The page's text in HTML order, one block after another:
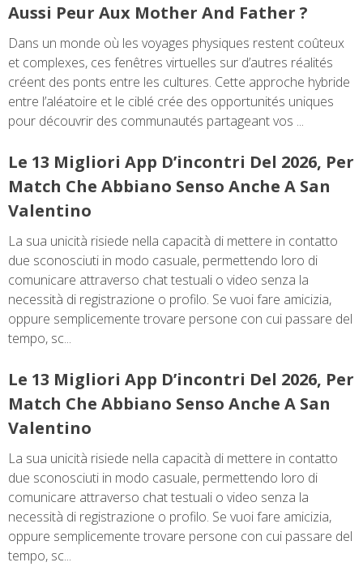
Aussi Peur Aux Mother And Father ?
Dans un monde où les voyages physiques restent coûteux
et complexes, ces fenêtres virtuelles sur d’autres réalités
créent des ponts entre les cultures. Cette approche hybride
entre l’aléatoire et le ciblé crée des opportunités uniques
pour découvrir des communautés partageant vos ...
Le 13 Migliori App D’incontri Del 2026, Per
Match Che Abbiano Senso Anche A San
Valentino
La sua unicità risiede nella capacità di mettere in contatto
due sconosciuti in modo casuale, permettendo loro di
comunicare attraverso chat testuali o video senza la
necessità di registrazione o profilo. Se vuoi fare amicizia,
oppure semplicemente trovare persone con cui passare del
tempo, sc...
Le 13 Migliori App D’incontri Del 2026, Per
Match Che Abbiano Senso Anche A San
Valentino
La sua unicità risiede nella capacità di mettere in contatto
due sconosciuti in modo casuale, permettendo loro di
comunicare attraverso chat testuali o video senza la
necessità di registrazione o profilo. Se vuoi fare amicizia,
oppure semplicemente trovare persone con cui passare del
tempo, sc...